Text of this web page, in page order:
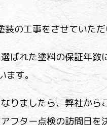
の工事をさせていた
ばれた塗料の保証年数
ます。
りましたら、弊社か
フター点検の訪問日を